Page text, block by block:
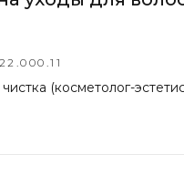
(косметолог-